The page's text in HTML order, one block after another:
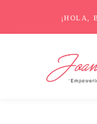
¡HOLA,